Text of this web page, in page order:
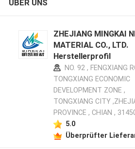
ÜBER UNS
ZHEJIANG MINGKAI
MATERIAL CO., LTD.
Herstellerprofil
NO. 92 , FENGXIANG
TONGXIANG ECONOMIC
DEVELOPMENT ZONE ,
TONGXIANG CITY
PROVINCE , CHIAN ,
5.0
Überprüfter